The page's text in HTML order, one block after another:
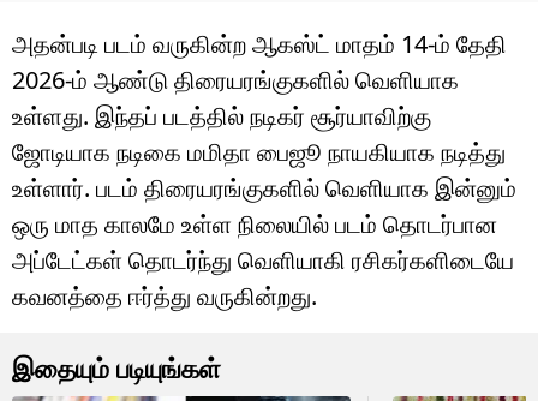
அதன்படி படம் வருகின்ற ஆகஸ்ட் மாதம் 14-ம் தேதி
2026-ம் ஆண்டு திரையரங்குகளில் வெளியாக
உள்ளது. இந்தப் படத்தில் நடிகர் சூர்யாவிற்கு
ஜோடியாக நடிகை மமிதா பைஜூ நாயகியாக நடித்து
உள்ளார். படம் திரையரங்குகளில் வெளியாக இன்னும்
ஒரு மாத காலமே உள்ள நிலையில் படம் தொடர்பான
அப்டேட்கள் தொடர்ந்து வெளியாகி ரசிகர்களிடையே
கவனத்தை ஈர்த்து வருகின்றது.
இதையும் படியுங்கள்